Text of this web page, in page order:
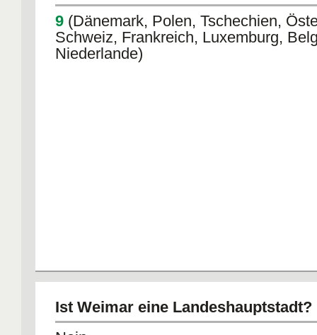
9 (Dänemark, Polen, Tschechien,
Schweiz, Frankreich, Luxemburg,
Niederlande)
Ist Weimar eine Landeshauptstadt?